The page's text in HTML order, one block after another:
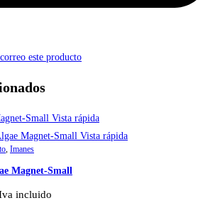
este producto
Vista rápida
Vista rápida
, Imanes
Magnet-Small
incluido